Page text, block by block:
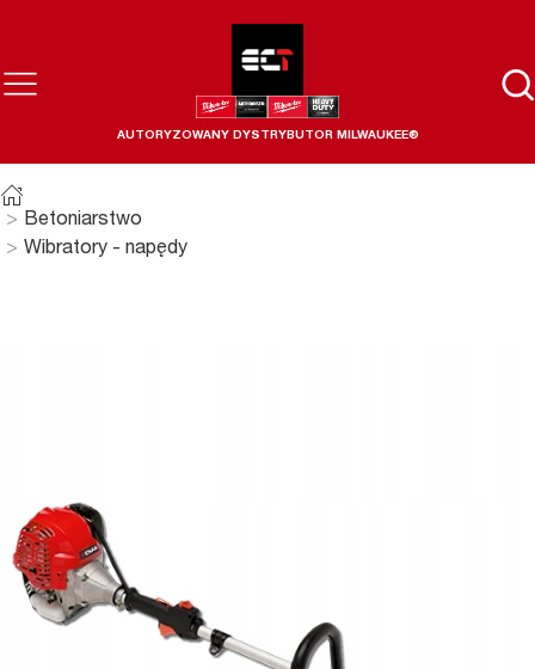
AUTORYZOWANY DYSTRYBUTOR MILWAUKEE®
Betoniarstwo
Wibratory - napędy